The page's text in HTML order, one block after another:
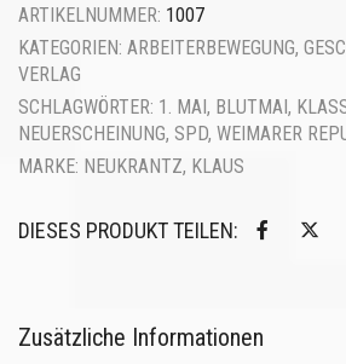
ARTIKELNUMMER: 1007
KATEGORIEN: ARBEITERBEWEGUNG,
VERLAG
SCHLAGWÖRTER: 1. MAI, BLUTMAI,
NEUERSCHEINUNG, SPD, WEIMARER
MARKE: NEUKRANTZ, KLAUS
DIESES PRODUKT TEILEN:
Zusätzliche Informationen